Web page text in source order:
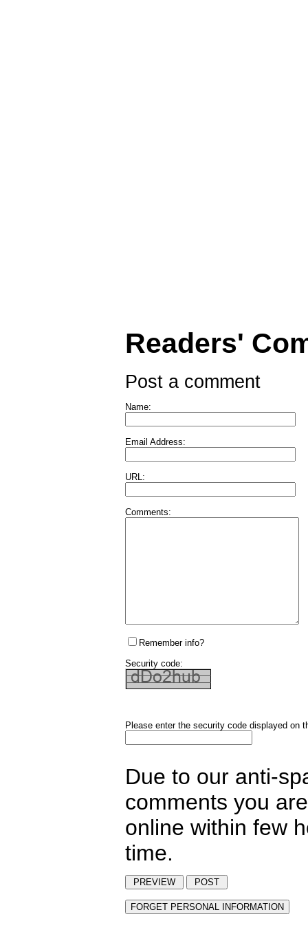
Readers'
Post a comment
Name:
Email Address:
URL:
Comments:
Remember info?
Security code:
Please enter the security code displayed on
Due to our anti-
comments you
online within few
time.